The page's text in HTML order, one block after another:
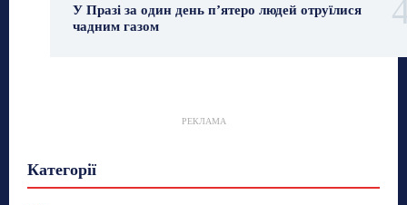
У Празі за один день п’ятеро людей отруїлися
чадним газом
РЕКЛАМА
Категорії